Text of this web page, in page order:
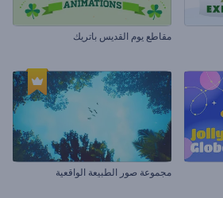
مقاطع يوم القديس باتريك
مجموعة صور الطبيعة الواقعية